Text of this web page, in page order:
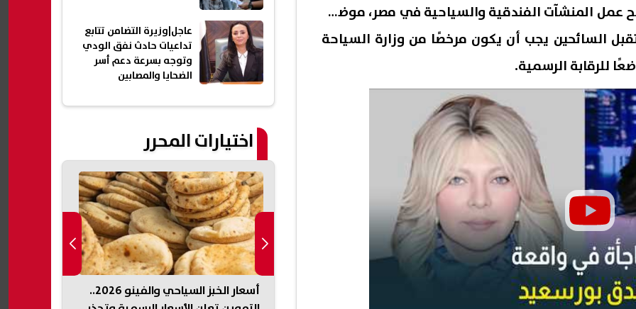
واضح عمل المنشآت الفندقية والسياحية في مصر، موضحة
السائحين يجب أن يكون مرخصًا من وزارة السياحة
للرقابة الرسمية.
عاجل|وزيرة التضامن تتابع
تداعيات حادث نفق الودي
وتوجه بسرعة دعم أسر
الضحايا والمصابين
اختيارات المحرر
إصابة 11 مدنيًا في هجوم للحوثيين
أسعار الخبز السياحي والفينو 2026..